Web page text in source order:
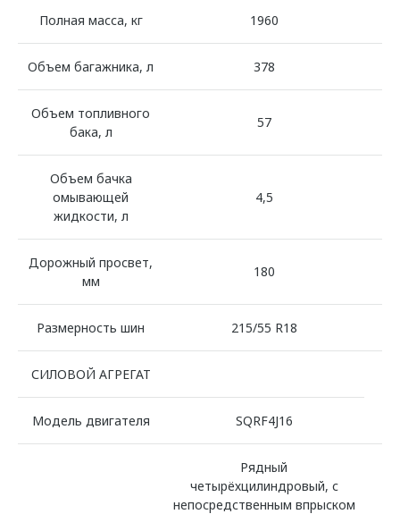
Полная масса, кг 1960
Объем багажника, л 378
Объем топливного
бака, л
57
Объем бачка
омывающей
жидкости, л
4,5
Дорожный просвет,
мм
180
Размерность шин 215/55 R18
СИЛОВОЙ АГРЕГАТ
Модель двигателя SQRF4J16
Рядный
четырёхцилиндровый, с
непосредственным впрыском